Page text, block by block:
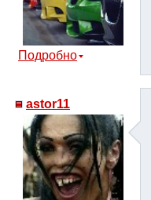
Подробно
astor11